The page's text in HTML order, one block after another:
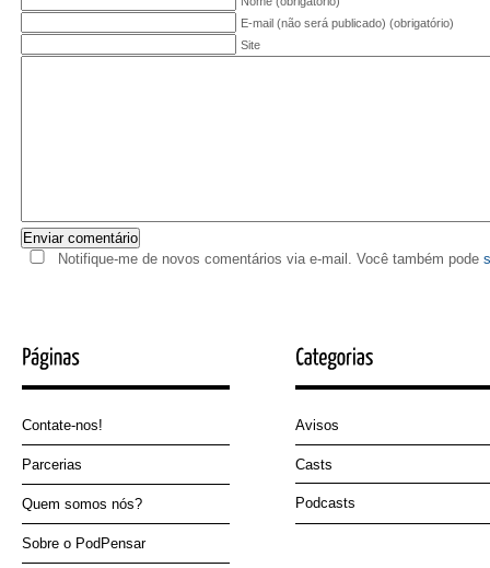
E-mail (não será publicado) (obrigatório)
Site
Notifique-me de novos comentários via e-mail. Você também pode
Contate-nos!
Parcerias
Quem somos nós?
Sobre o PodPensar
Avisos
Casts
Podcasts